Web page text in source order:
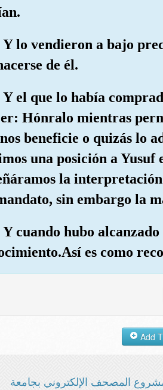
Y lo vendieron a bajo
de él.
Y el que lo había
Hónralo mientras
beneficie o quizás lo
una posición a
la
sin embargo la
Y cuando hubo
es como
المصحف الإلكتروني بجامعة